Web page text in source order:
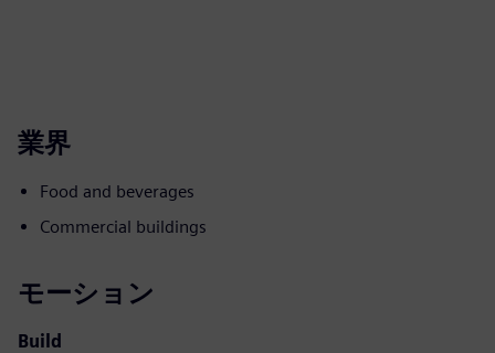
業界
Food and beverages
Commercial buildings
モーション
Build